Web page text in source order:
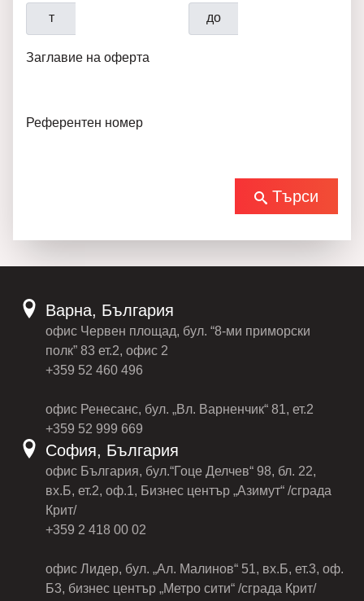
т
до
Заглавие на оферта
Референтен номер
Търси
Варна, България
офис Червен площад, бул. “8-ми приморски
полк” 83 ет.2, офис 2
+359 52 460 496
офис Ренесанс, бул. „Вл. Варненчик“ 81, ет.2
+359 52 999 669
София, България
офис България, бул.“Гоце Делчев“ 98, бл. 22,
вх.Б, ет.2, оф.1, Бизнес център „Азимут“ /сграда
Крит/
+359 2 418 00 02
офис Лидер, бул. „Ал. Малинов“ 51, вх.Б, ет.3, оф.
Б3, бизнес център „Метро сити“ /сграда Крит/